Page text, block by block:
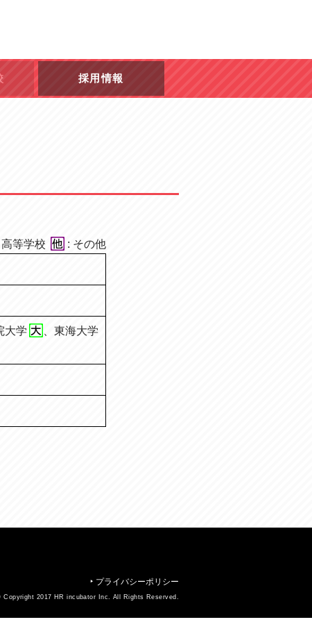
採用情報
高等学校 : その他
大学
東海大学
▶︎ プライバシーポリシー
Copyright 2017 HR incubator Inc. All Rights Reserved.